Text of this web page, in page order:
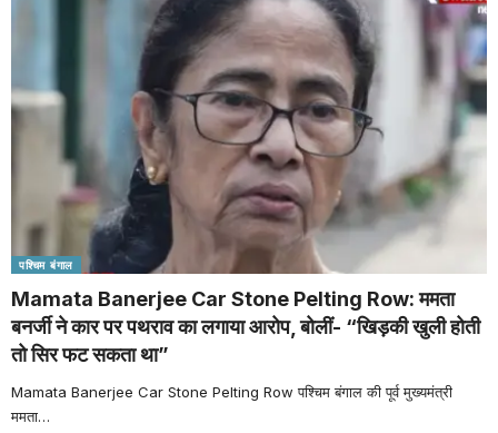
पश्चिम बंगाल
Mamata Banerjee Car Stone Pelting Row: ममता
बनर्जी ने कार पर पथराव का लगाया आरोप, बोलीं- “खिड़की खुली होती
तो सिर फट सकता था”
Mamata Banerjee Car Stone Pelting Row पश्चिम बंगाल की पूर्व मुख्यमंत्री
ममता…